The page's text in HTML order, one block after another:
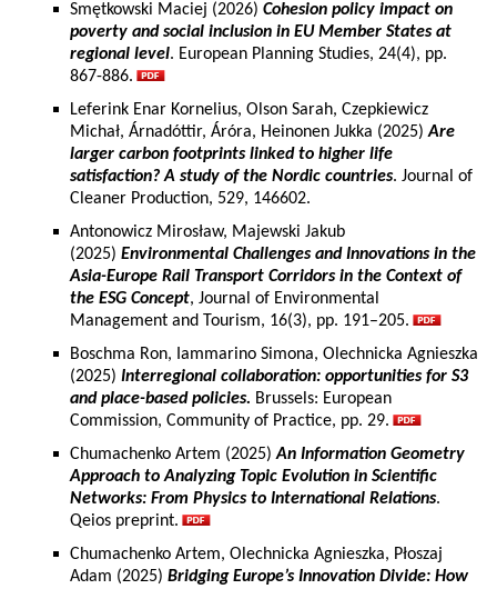
Smętkowski Maciej (2026) Cohesion policy impact on
poverty and social inclusion in EU Member States at
regional level. European Planning Studies, 24(4), pp.
867-886.
Leferink Enar Kornelius, Olson Sarah, Czepkiewicz
Michał, Árnadóttir, Áróra, Heinonen Jukka (2025)Are
larger carbon footprints linked to higher life
satisfaction? A study of the Nordic countries. Journal of
Cleaner Production, 529, 146602.
Antonowicz Mirosław, Majewski Jakub
(2025) Environmental Challenges and Innovations in the
Asia-Europe Rail Transport Corridors in the Context of
the ESG Concept, Journal of Environmental
Management and Tourism, 16(3), pp. 191–205.
Boschma Ron, Iammarino Simona, Olechnicka Agnieszka
(2025) Interregional collaboration: opportunities for S3
and place-based policies. Brussels: European
Commission, Community of Practice, pp. 29.
Chumachenko Artem (2025)An Information Geometry
Approach to Analyzing Topic Evolution in Scientific
Networks: From Physics to International Relations.
Qeios preprint.
Chumachenko Artem, Olechnicka Agnieszka, Płoszaj
Adam (2025) Bridging Europe’s Innovation Divide: How